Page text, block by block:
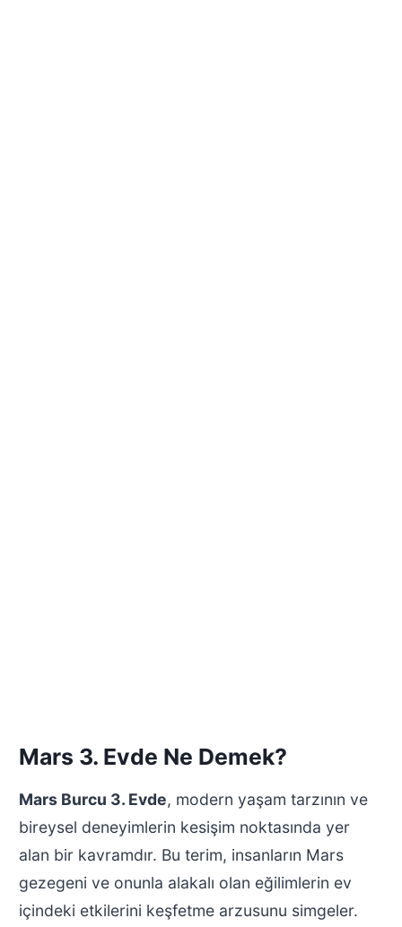
Mars 3. Evde Ne Demek?
Mars Burcu 3. Evde, modern yaşam tarzının ve
bireysel deneyimlerin kesişim noktasında yer
alan bir kavramdır. Bu terim, insanların Mars
gezegeni ve onunla alakalı olan eğilimlerin ev
içindeki etkilerini keşfetme arzusunu simgeler.